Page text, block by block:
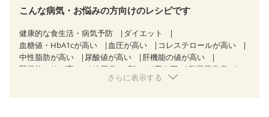
こんな病気・お悩みの方向けのレシピです
健康的な食生活・病気予防
ダイエット
血糖値・HbA1cが高い
血圧が高い
コレステロールが高い
中性脂肪が高い
尿酸値が高い
肝機能の値が高い
腎機能の値が高い
糖尿病（2型） 高血圧
脂質異常症
狭心症 心筋梗塞
さらに表示する